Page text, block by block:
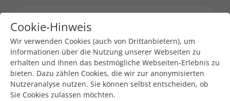
Cookie-Hinweis
Wir verwenden Cookies (auch von Drittanbietern), um
Informationen über die Nutzung unserer Webseiten zu
erhalten und Ihnen das bestmögliche Webseiten-Erlebnis zu
bieten. Dazu zählen Cookies, die wir zur anonymisierten
Nutzeranalyse nutzen. Sie können selbst entscheiden, ob
Sie Cookies zulassen möchten.